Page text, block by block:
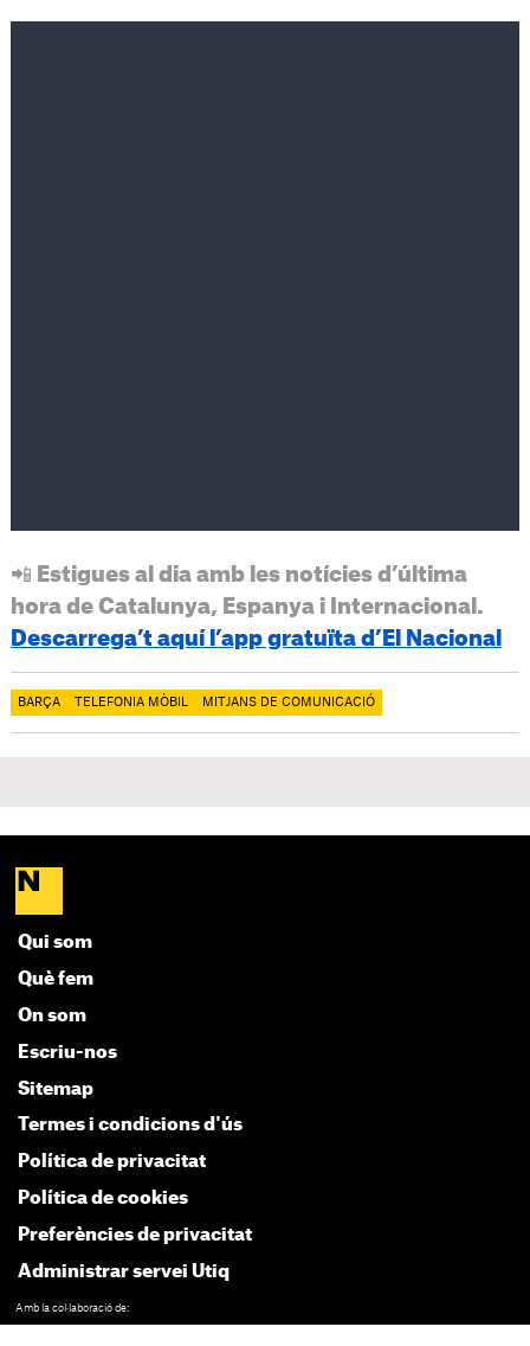
📲 Estigues al dia amb les notícies d’última
hora de Catalunya, Espanya i Internacional.
Descarrega’t aquí l’app gratuïta d’El Nacional
BARÇA TELEFONIA MÒBIL MITJANS DE COMUNICACIÓ
Qui som
Què fem
On som
Escriu-nos
Sitemap
Termes i condicions d'ús
Política de privacitat
Política de cookies
Preferències de privacitat
Administrar servei Utiq
Amb la col·laboració de: